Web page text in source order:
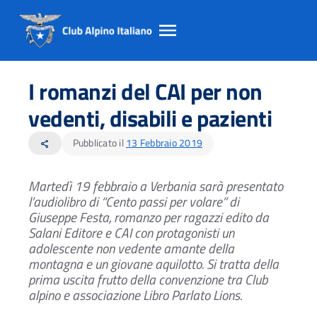
Salta
contento
Salta
Salta
I romanzi del CAI per non
vedenti, disabili e pazienti
share Pubblicato il 13 Febbraio 2019
Martedì 19 febbraio a Verbania sarà presentato
l’audiolibrodi “Cento passi per volare” di
Giuseppe Festa, romanzo per ragazziedito da
Salani Editore e CAI con protagonisti un
adolescentenon vedente amante della
montagna e un giovane aquilotto.Si tratta della
prima uscita frutto della convenzionetra Club
alpino e associazione Libro Parlato Lions.